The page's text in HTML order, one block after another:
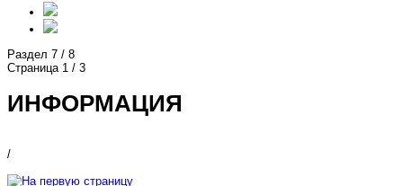
Раздел 7 / 8
Страница 1 / 3
ИНФОРМАЦИЯ
/